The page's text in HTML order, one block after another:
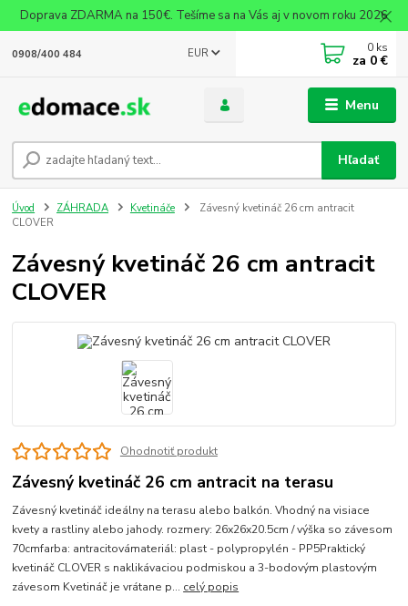
Doprava ZDARMA na 150€. Tešíme sa na Vás aj v novom roku 2026
Menu
EUR
Hľadať
0908/400 484 0 ks
za 0 €
Úvod ZÁHRADA Kvetináče
Závesný kvetináč 26 cm antracit
CLOVER
Závesný kvetináč 26 cm antracit
CLOVER
Ohodnotiť produkt
Závesný kvetináč 26 cm antracit na terasu
Závesný kvetináč ideálny na terasu alebo balkón. Vhodný na visiace
kvety a rastliny alebo jahody. rozmery: 26x26x20.5cm / výška so závesom
70cmfarba: antracitovámateriál: plast - polypropylén - PP5Praktický
kvetináč CLOVER s naklikávaciou podmiskou a 3-bodovým plastovým
závesom Kvetináč je vrátane p... celý popis